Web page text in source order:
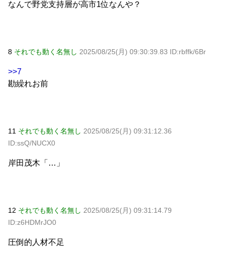
なんで野党支持層が高市1位なんや？
8 それでも動く名無し 2025/08/25(月) 09:30:39.83 ID:rbffk/6Br
>>7
勘繰れお前
11 それでも動く名無し 2025/08/25(月) 09:31:12.36
ID:ssQ/NUCX0
岸田茂木「…」
12 それでも動く名無し 2025/08/25(月) 09:31:14.79
ID:z6HDMrJO0
圧倒的人材不足